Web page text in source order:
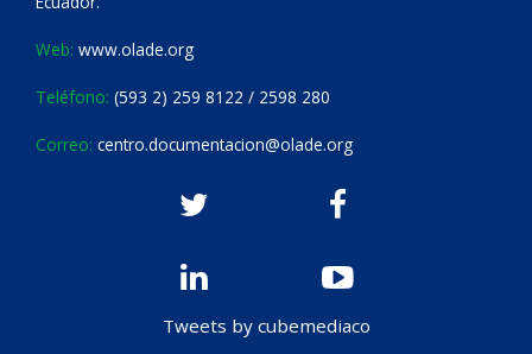
Web: www.olade.org
Teléfono: (593 2) 259 8122 / 2598 280
Correo: centro.documentacion@olade.org
Tweets by cubemediaco